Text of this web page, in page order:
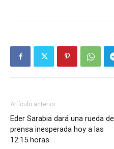
Artículo anterior
Eder Sarabia dará una rueda de
prensa inesperada hoy a las
12:15 horas